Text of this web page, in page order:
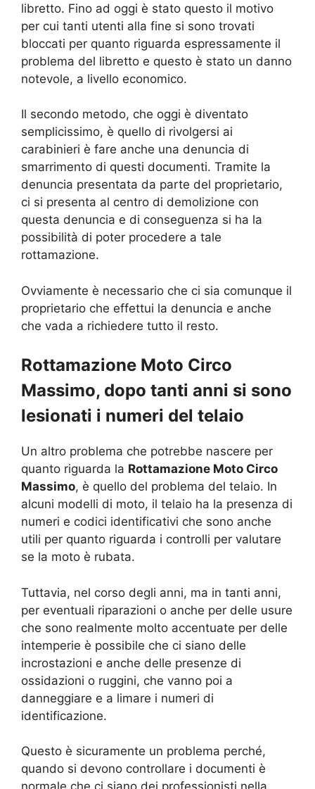
libretto. Fino ad oggi è stato questo il motivo
per cui tanti utenti alla fine si sono trovati
bloccati per quanto riguarda espressamente il
problema del libretto e questo è stato un danno
notevole, a livello economico.
Il secondo metodo, che oggi è diventato
semplicissimo, è quello di rivolgersi ai
carabinieri è fare anche una denuncia di
smarrimento di questi documenti. Tramite la
denuncia presentata da parte del proprietario,
ci si presenta al centro di demolizione con
questa denuncia e di conseguenza si ha la
possibilità di poter procedere a tale
rottamazione.
Ovviamente è necessario che ci sia comunque il
proprietario che effettui la denuncia e anche
che vada a richiedere tutto il resto.
Rottamazione Moto Circo
Massimo, dopo tanti anni si sono
lesionati i numeri del telaio
Un altro problema che potrebbe nascere per
quanto riguarda la Rottamazione Moto Circo
Massimo, è quello del problema del telaio. In
alcuni modelli di moto, il telaio ha la presenza di
numeri e codici identificativi che sono anche
utili per quanto riguarda i controlli per valutare
se la moto è rubata.
Tuttavia, nel corso degli anni, ma in tanti anni,
per eventuali riparazioni o anche per delle usure
che sono realmente molto accentuate per delle
intemperie è possibile che ci siano delle
incrostazioni e anche delle presenze di
ossidazioni o ruggini, che vanno poi a
danneggiare e a limare i numeri di
identificazione.
Questo è sicuramente un problema perché,
quando si devono controllare i documenti è